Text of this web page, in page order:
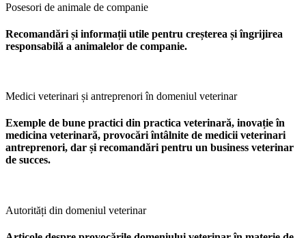
Posesori de animale de companie
Recomandări și informații utile pentru creșterea și îngrijirea
responsabilă a animalelor de companie.
Medici veterinari și antreprenori în domeniul veterinar
Exemple de bune practici din practica veterinară, inovație în
medicina veterinară, provocări întâlnite de medicii veterinari
antreprenori, dar și recomandări pentru un business veterinar
de succes.
Autorități din domeniul veterinar